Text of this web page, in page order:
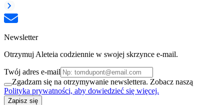
Newsletter
Otrzymuj Aleteia codziennie w swojej skrzynce e-mail.
Twój adres e-mail
Zgadzam się na otrzymywanie newslettera. Zobacz naszą
Polityka prywatności, aby dowiedzieć się więcej.
Zapisz się